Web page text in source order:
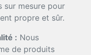
sur mesure pour
propre et sûr.
: Nous
de produits